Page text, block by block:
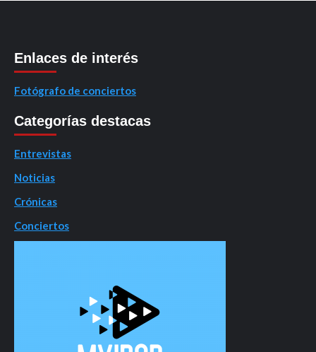
Enlaces de interés
Fotógrafo de conciertos
Categorías destacas
Entrevistas
Noticias
Crónicas
Conciertos